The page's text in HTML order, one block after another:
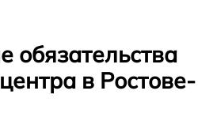
обязательства
в Ростове-